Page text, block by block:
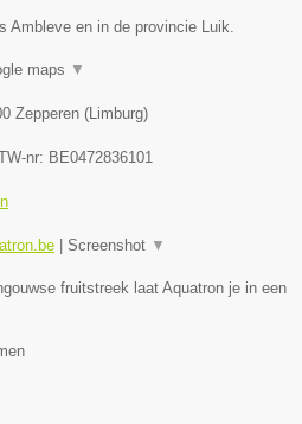
Ambleve en in de provincie Luik.
maps ▼
Zepperen (Limburg)
nr: BE0472836101
| Screenshot ▼
fruitstreek laat Aquatron je in een